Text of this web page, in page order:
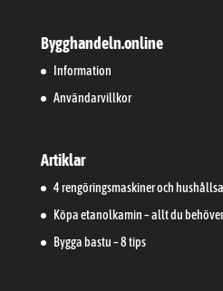
Bygghandeln.online
Information
Användarvillkor
Artiklar
4 rengöringsmaskiner och
Köpa etanolkamin – allt du
Bygga bastu – 8 tips